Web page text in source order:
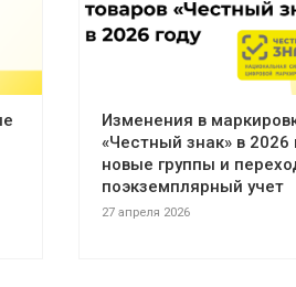
Изменения в
«Честный знак» в 2026
новые группы и
поэкземплярный учет
27 апреля 2026